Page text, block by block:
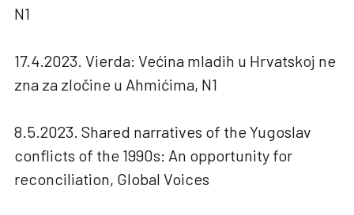
N1
17.4.2023. Vierda: Većina mladih u Hrvatskoj ne
zna za zločine u Ahmićima, N1
8.5.2023. Shared narratives of the Yugoslav
conflicts of the 1990s: An opportunity for
reconciliation, Global Voices